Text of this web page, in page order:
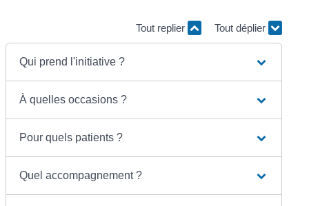
Tout replier Tout déplier
Qui prend l'initiative ?
À quelles occasions ?
Pour quels patients ?
Quel accompagnement ?